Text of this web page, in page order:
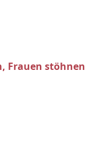
Frauen stöhnen